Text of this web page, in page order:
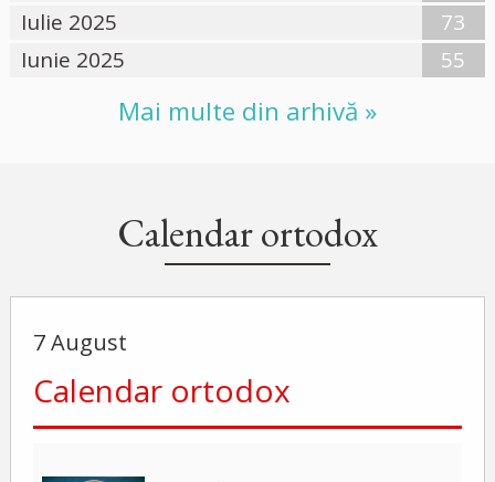
Iulie 2025
73
Iunie 2025
55
Mai multe din arhivă »
Calendar ortodox
7 August
Calendar ortodox